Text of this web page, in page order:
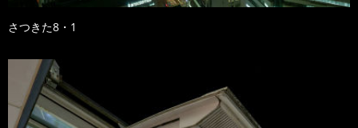
さつきた8・1